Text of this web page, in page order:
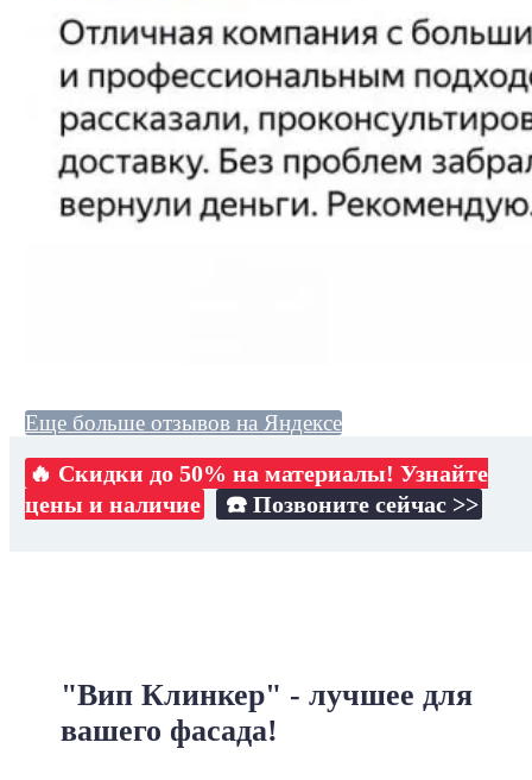
Еще больше отзывов на Яндексе
🔥 Скидки до 50% на материалы! Узнайте
цены и наличие
☎️ Позвоните сейчас >>
"Вип Клинкер" - лучшее для
вашего фасада!